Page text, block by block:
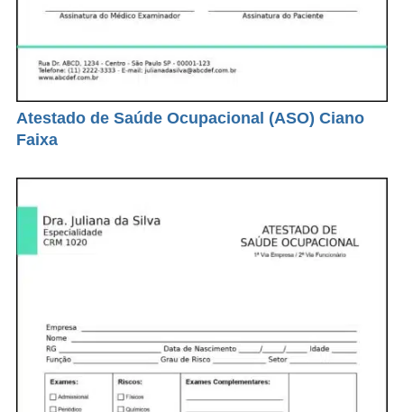
Atestado de Saúde Ocupacional (ASO) Ciano
Faixa